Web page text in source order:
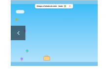
Atrapa el helado